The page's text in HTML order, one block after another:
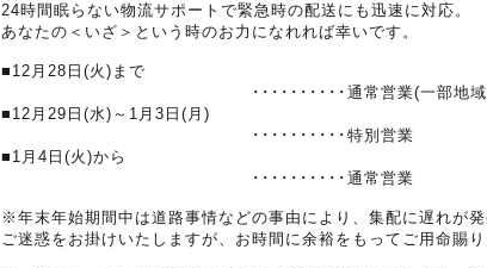
24時間眠らない物流サポートで緊急時の配送にも迅速に対応。
あなたの＜いざ＞という時のお力になれれば幸いです。
■12月28日(火)まで
･･････････通常営業(一部地域を
■12月29日(水)～1月3日(月)
･･････････特別営業
■1月4日(火)から
･･････････通常営業
※年末年始期間中は道路事情などの事由により、集配に遅れが発
ご迷惑をお掛けいたしますが、お時間に余裕をもってご用命賜